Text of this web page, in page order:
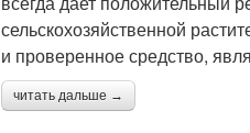
сельскохозяйственной
и проверенное средство,
читать дальше →